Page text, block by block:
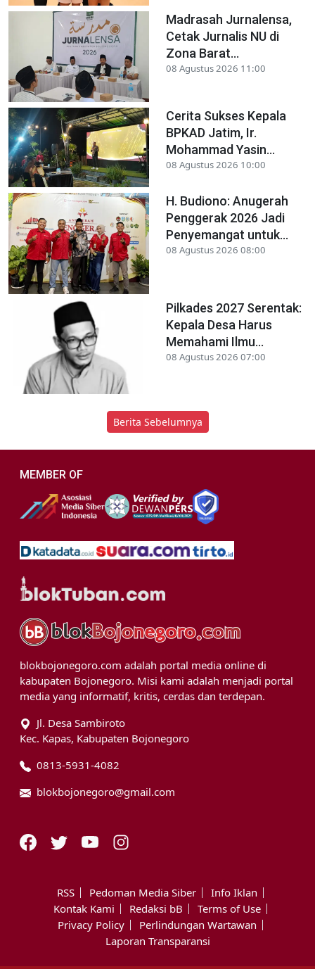
Madrasah Jurnalensa,
Cetak Jurnalis NU di
Zona Barat...
08 Agustus 2026 11:00
Cerita Sukses Kepala
BPKAD Jatim, Ir.
Mohammad Yasin...
08 Agustus 2026 10:00
H. Budiono: Anugerah
Penggerak 2026 Jadi
Penyemangat untuk...
08 Agustus 2026 08:00
Pilkades 2027 Serentak:
Kepala Desa Harus
Memahami Ilmu...
08 Agustus 2026 07:00
Berita Sebelumnya
MEMBER OF
blokbojonegoro.com adalah portal media online di
kabupaten Bojonegoro. Misi kami adalah menjadi portal
media yang informatif, kritis, cerdas dan terdepan.
Jl. Desa Sambiroto
Kec. Kapas, Kabupaten Bojonegoro
0813-5931-4082
blokbojonegoro@gmail.com
RSS Pedoman Media Siber
Info Iklan
Kontak Kami
Redaksi bB
Terms of Use
Privacy Policy
Perlindungan Wartawan
Laporan Transparansi